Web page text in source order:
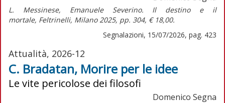
L. Messinese, Emanuele Severino. Il destino e il
mortale, Feltrinelli, Milano 2025, pp. 304, € 18,00.
Segnalazioni, 15/07/2026, pag. 423
Attualità, 2026-12
C. Bradatan, Morire per le idee
Le vite pericolose dei filosofi
Domenico Segna